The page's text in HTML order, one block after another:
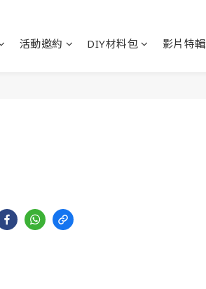
活動邀約 DIY材料包 影片特輯